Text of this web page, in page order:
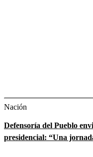
Nación
Defensoría del Pueblo
presidencial: “Una